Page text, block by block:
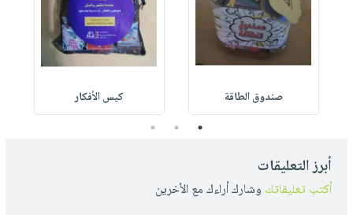
صندوق الطاقة كيس الأفكار
1
2
3
أبرز التعليقات
أكتب تعليقاتك وشارك أراءك مع الأخرين